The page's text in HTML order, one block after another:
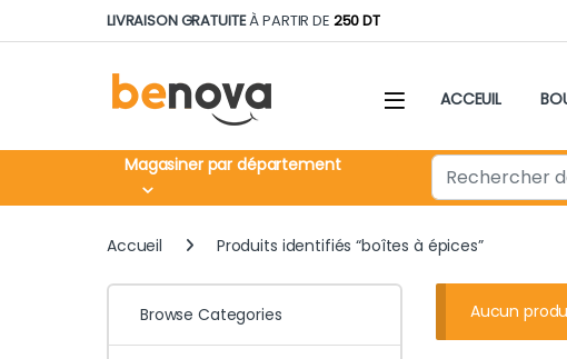
Skip to navigation
Skip to contentLIVRAISON GRATUITEÀ PARTIR DE 250 DT
ACCEUIL
Magasiner par département Search for:
Accueil Produits identifiés “boîtes à épices”
Aucun
Browse Categories